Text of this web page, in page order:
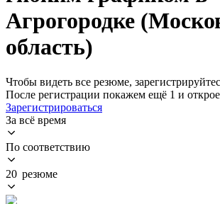
Агрогородке
область)
Чтобы видеть все резюме,
После регистрации покажем ещё 1 и
Зарегистрироваться
За всё время
По соответствию
20 резюме